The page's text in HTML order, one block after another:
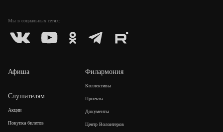
Мы в социальных сетях:
Афиша
Слушателям
Акции
Покупка билетов
Филармония
Коллективы
Проекты
Документы
Центр Волонтеров